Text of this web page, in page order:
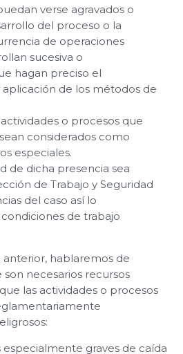
verse agravados o
del proceso o la
de operaciones
sucesiva o
hagan preciso el
de los métodos de
o procesos que
considerados como
especiales.
de dicha presencia sea
de Trabajo y Seguridad
del caso así lo
de trabajo
hablaremos de
necesarios recursos
las actividades o procesos
especialmente graves de caída